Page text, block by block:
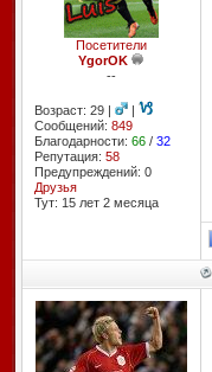
Посетители
YgorOK
--
Возраст: 29 |
|
Сообщений: 849
Благодарности: 66/ 32
Репутация: 58
Предупреждений: 0
Друзья
Тут: 15 лет 2 месяцa